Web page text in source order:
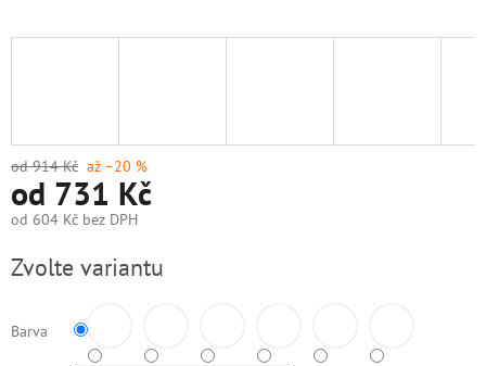
od 914 Kč až –20 %
od 731 Kč
od 604 Kč bez DPH
cena:
Zvolte variantu
Barva